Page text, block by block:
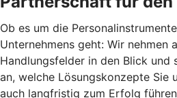
Ob es um die
Unternehmens geht: Wir nehmen
Handlungsfelder in den Blick und
an, welche Lösungskonzepte Sie
auch langfristig zum Erfolg